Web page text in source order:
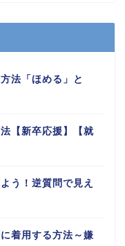
法「ほめる」と
【新卒応援】【就
う！逆質問で見え
着用する方法～嫌